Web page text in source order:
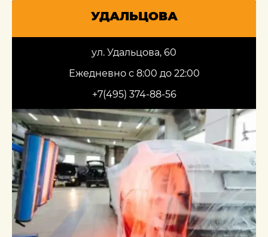
УДАЛЬЦОВА
ул. Удальцова, 60
Ежедневно с 8:00 до 22:00
+7(495) 374-88-56